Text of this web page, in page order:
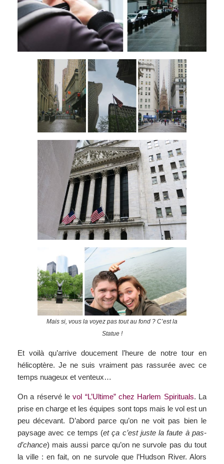
Mais si, vous la voyez pas tout au fond ? C’est la
Statue !
Et voilà qu’arrive doucement l’heure de notre tour en
hélicoptère. Je ne suis vraiment pas rassurée avec ce
temps nuageux et venteux…
On a réservé levol “L’Ultime” chez Harlem Spirituals. La
prise en charge et les équipes sont tops mais le vol est un
peu décevant. D’abord parce qu’on ne voit pas bien le
paysage avec ce temps (et ça c’est juste la faute à pas-
d’chance) mais aussi parce qu’on ne survole pas du tout
la ville : en fait, on ne survole que l’Hudson River. Alors